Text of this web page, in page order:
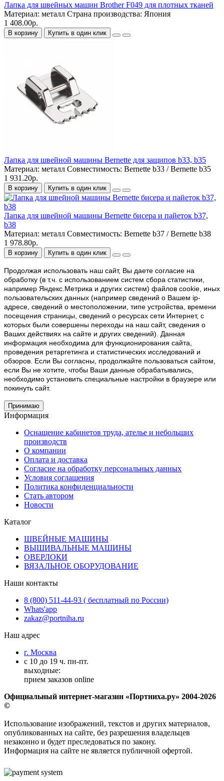
Лапка для швейных машин Brother F049 для плотных тканей
Материал: металл Страна производства: Япония
1 408.00р.
В корзину Купить в один клик
Лапка для швейной машины Bernette для защипов b33, b35
Материал: металл Совместимость: Bernette b33 / Bernette b35
1 931.20р.
В корзину Купить в один клик
Лапка для швейной машины Bernette бисера и пайеток b37,
b38
Материал: металл Совместимость: Bernette b37 / Bernette b38
1 978.80р.
В корзину Купить в один клик
Продолжая использовать наш cайт, Вы даете согласие на
обработку (в т.ч. с использованием систем сбора статистики,
например Яндекс.Метрика и других систем) файлов cookie, иных
пользовательских данных (например сведений о Вашем ip-
адресе, сведений о местоположении, типе устройства, времени
посещения страницы, сведений о ресурсах сети Интернет, с
которых были совершены переходы на наш сайт, сведения о
Ваших действиях на сайте и других сведений). Данная
информация необходима для функционирования сайта,
проведения ретаргетинга и статистических исследований и
обзоров. Если Вы согласны, продолжайте пользоваться сайтом,
если Вы не хотите, чтобы Ваши данные обрабатывались,
необходимо установить специальные настройки в браузере или
покинуть сайт.
Принимаю
Информация
Оснащение кабинетов труда, ателье и небольших
производств
О компании
Оплата и доставка
Согласие на обработку персональных данных
Условия соглашения
Политика конфиденциальности
Стать автором
Новости
Каталог
ШВЕЙНЫЕ МАШИНЫ
ВЫШИВАЛЬНЫЕ МАШИНЫ
ОВЕРЛОКИ
ВЯЗАЛЬНОЕ ОБОРУДОВАНИЕ
Наши контакты
8 (800) 511-44-93 ( бесплатный по России)
Whats'app
zakaz@portniha.ru
Наш адрес
г. Москва
с 10 до 19 ч. пн-пт.
выходные:
прием заказов online
Официальный интернет-магазин «Портниха.ру» 2004-2026
©
Использование изображений, текстов и других материалов,
опубликованных на сайте, без разрешения владельцев
незаконно и будет преследоваться по закону.
Информация на сайте не является публичной офертой.